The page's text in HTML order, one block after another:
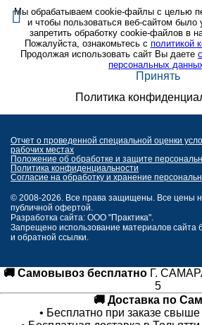
Мы обрабатываем cookie-файлы с целью
и чтобы пользоваться веб-сайтом
запретить обработку cookie-файлов в
Пожалуйста, ознакомьтесь с политикой
Продолжая использовать сайт Вы даете
персональных
Принять
Политика
Отчет о проведенной специальной оценки
рабочих местах
Положение об обработке и защите
Политика конфиденциальности
Согласие на обработку и хранение
© 2008-2026. Все права защищены. Все цены
публичной офертой.
Разработка сайта: ООО "Практика".
Запрещено использование материалов сайта
и обратной ссылки.
🚚 Самовывоз бесплатно Г.
5
🚚 Доставка по
• Бесплатно при заказе